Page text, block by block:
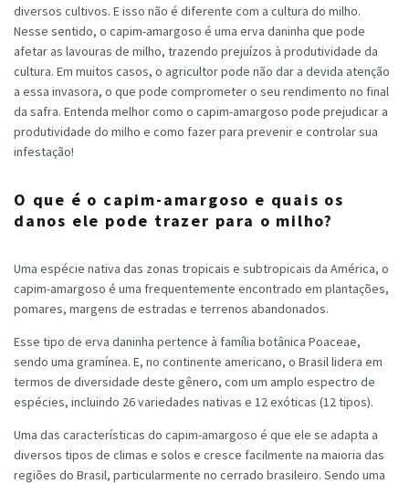
diversos cultivos. E isso não é diferente com a cultura do milho.
Nesse sentido, o capim-amargoso é uma erva daninha que pode
afetar as lavouras de milho, trazendo prejuízos à produtividade da
cultura. Em muitos casos, o agricultor pode não dar a devida atenção
a essa invasora, o que pode comprometer o seu rendimento no final
da safra. Entenda melhor como o capim-amargoso pode prejudicar a
produtividade do milho e como fazer para prevenir e controlar sua
infestação!
O que é o capim-amargoso e quais os
danos ele pode trazer para o milho?
Uma espécie nativa das zonas tropicais e subtropicais da América, o
capim-amargoso é uma frequentemente encontrado em plantações,
pomares, margens de estradas e terrenos abandonados.
Esse tipo de erva daninha pertence à família botânica Poaceae,
sendo uma gramínea. E, no continente americano, o Brasil lidera em
termos de diversidade deste gênero, com um amplo espectro de
espécies, incluindo 26 variedades nativas e 12 exóticas (12 tipos).
Uma das características do capim-amargoso é que ele se adapta a
diversos tipos de climas e solos e cresce facilmente na maioria das
regiões do Brasil, particularmente no cerrado brasileiro. Sendo uma